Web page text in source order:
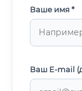
Ваше имя *
Ваш E-mail